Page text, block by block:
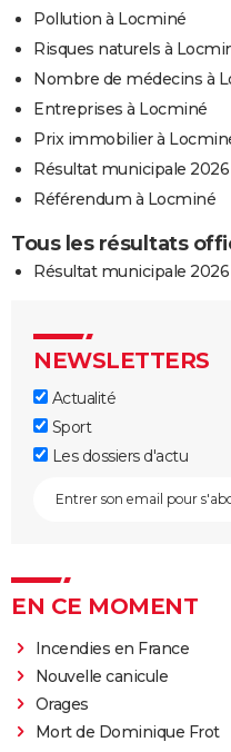
Pollution à Locminé
Risques naturels à
Nombre de médecins à
Entreprises à Locminé
Prix immobilier à
Résultat municipale
Référendum à Locminé
Tous les résultats
Résultat municipale
NEWSLETTERS
Actualité
Sport
Les dossiers d'actu
EN CE MOMENT
Incendies en France
Nouvelle canicule
Orages
Mort de Dominique Frot